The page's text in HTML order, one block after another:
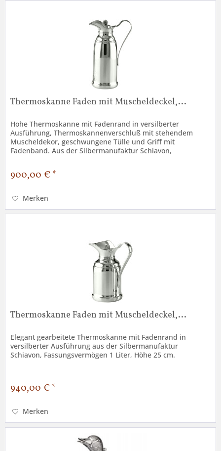
Thermoskanne Faden mit Muscheldeckel,...
Hohe Thermoskanne mit Fadenrand in versilberter
Ausführung, Thermoskannenverschluß mit stehendem
Muscheldekor, geschwungene Tülle und Griff mit
Fadenband. Aus der Silbermanufaktur Schiavon,
900,00 € *
Merken
Thermoskanne Faden mit Muscheldeckel,...
Elegant gearbeitete Thermoskanne mit Fadenrand in
versilberter Ausführung aus der Silbermanufaktur
Schiavon, Fassungsvermögen 1 Liter, Höhe 25 cm.
940,00 € *
Merken